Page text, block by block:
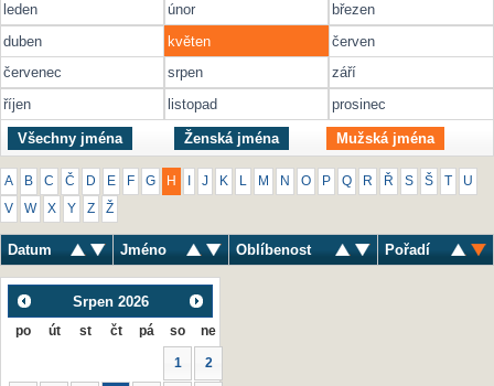
leden únor
březen
duben
květen
červen
červenec
srpen
září
říjen
listopad prosinec
Všechny jména Ženská jména Mužská jména
A B C Č D E F G H J K M N O P Q R Ř S Š U
V W X Y Z Ž
Datum Jméno Oblíbenost Pořadí
Srpen 2026
po út st čt pá so ne
1 2